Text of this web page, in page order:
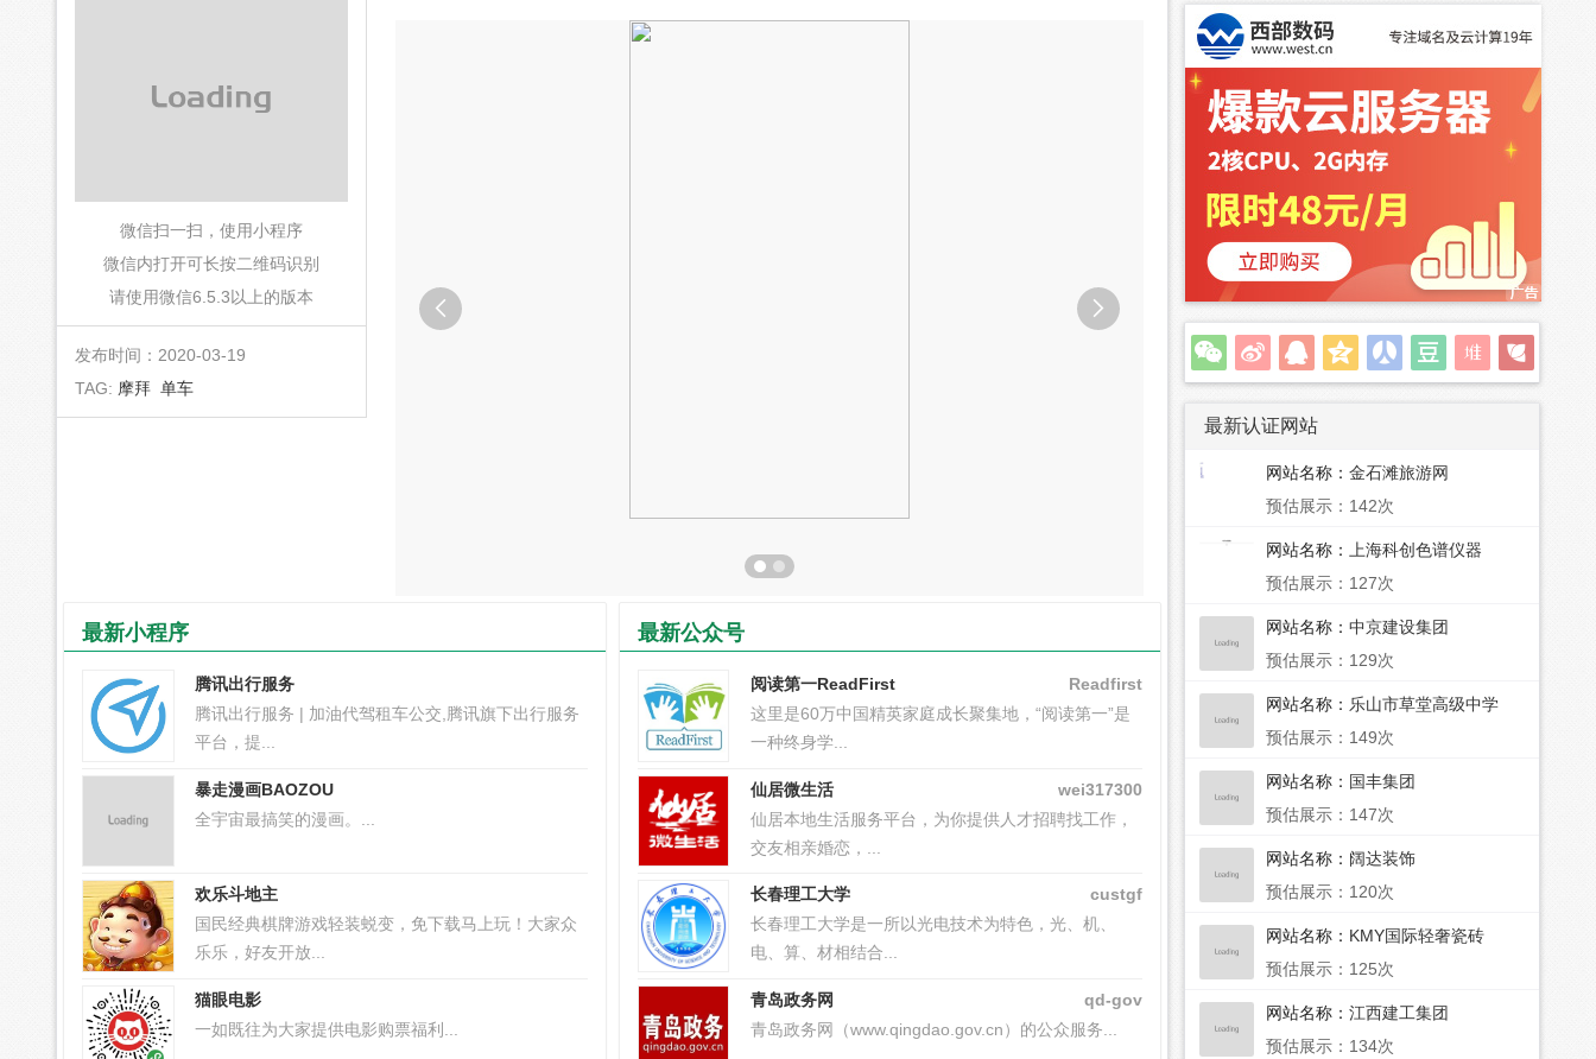
微信扫一扫，使用小程序
微信内打开可长按二维码识别
请使用微信6.5.3以上的版本
发布时间：2020-03-19
TAG: 摩拜 单车
 
最新小程序
腾讯出行服务
腾讯出行服务 | 加油代驾租车公交,腾讯旗下出行服务
平台，提...
暴走漫画BAOZOU
全宇宙最搞笑的漫画。...
欢乐斗地主
国民经典棋牌游戏轻装蜕变，免下载马上玩！大家众
乐乐，好友开放...
猫眼电影
一如既往为大家提供电影购票福利...
最新公众号
阅读第一ReadFirst
Readfirst
这里是60万中国精英家庭成长聚集地，“阅读第一”是
一种终身学...
仙居微生活
wei317300
仙居本地生活服务平台，为你提供人才招聘找工作，
交友相亲婚恋，...
长春理工大学
custgf
长春理工大学是一所以光电技术为特色，光、机、
电、算、材相结合...
青岛政务网
qd-gov
青岛政务网（www.qingdao.gov.cn）的公众服务...
最新认证网站
网站名称： 金石滩旅游网
预估展示：142次
网站名称：
上海科创色谱仪器
预估展示：127次
网站名称： 中京建设集团
预估展示：129次
网站名称： 乐山市草堂高级中学
预估展示：149次
网站名称： 国丰集团
预估展示：147次
网站名称： 阔达装饰
预估展示：120次
网站名称： KMY国际轻奢瓷砖
预估展示：125次
网站名称： 江西建工集团
预估展示：134次